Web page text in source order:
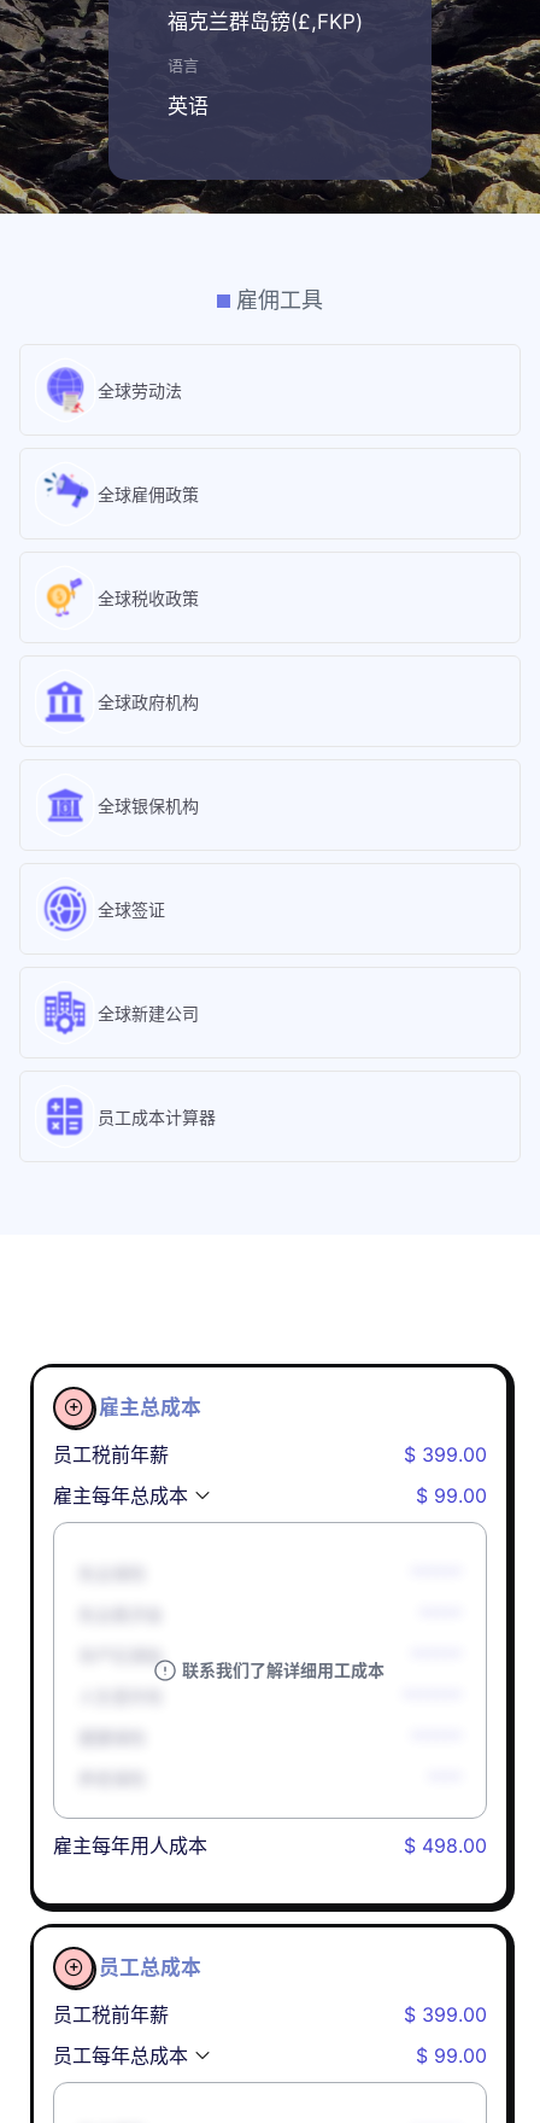
福克兰群岛镑(£,FKP)
语言
英语
雇佣工具
全球劳动法
全球雇佣政策
全球税收政策
全球政府机构
全球银保机构
全球签证
全球新建公司
员工成本计算器

雇主总成本
员工税前年薪
$ 399.00
雇主每年总成本
$ 99.00
联系我们了解详细用工成本
孕产妇津贴
雇主每年用人成本 $ 498.00

员工总成本
员工税前年薪
$ 399.00
员工每年总成本
$ 99.00